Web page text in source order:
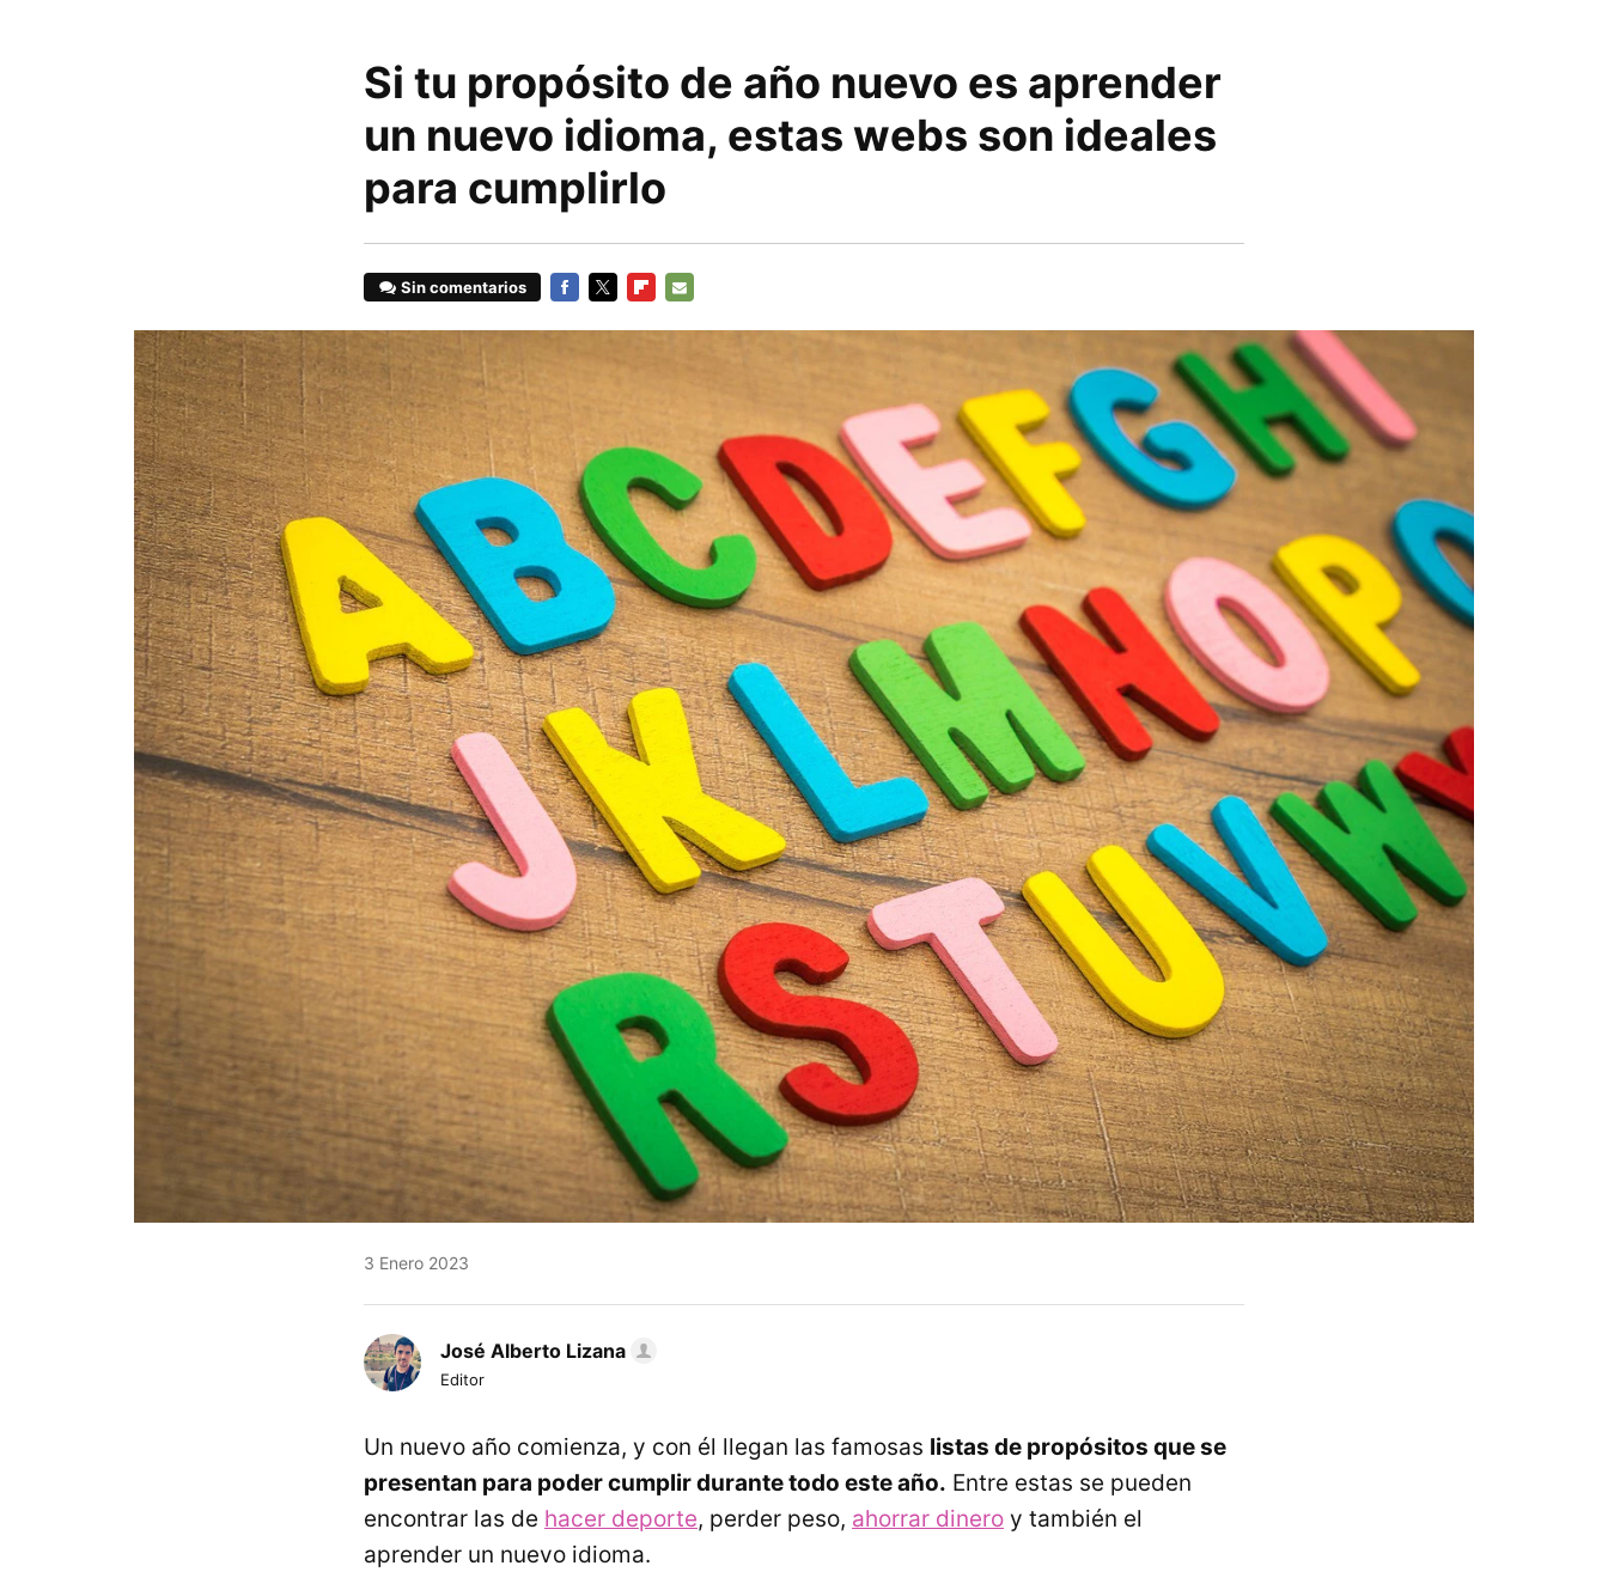
Si tu propósito de año nuevo es aprender
un nuevo idioma, estas webs son ideales
para cumplirlo
Sin comentarios
3 Enero 2023
José Alberto Lizana
Editor
Un nuevo año comienza, y con él llegan las famosas listas de propósitos que se
presentan para poder cumplir durante todo este año. Entre estas se pueden
encontrar las de hacer deporte, perder peso, ahorrar dinero y también el
aprender un nuevo idioma.